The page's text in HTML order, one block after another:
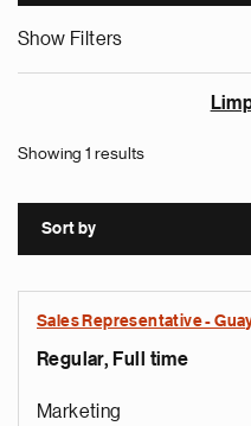
Show Filters
Showing 1 results
Sort by
Sales Representative -
Regular, Full time
Marketing